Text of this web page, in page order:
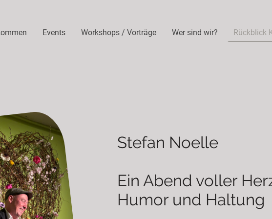
Events Workshops / Vorträge Wer sind wir? Rückblick
Stefan Noelle
Ein Abend voller
Humor und Haltung